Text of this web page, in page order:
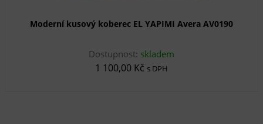
Moderní kusový koberec EL YAPIMI Avera AV0190
Dostupnost: skladem
1 100,00 Kč s DPH